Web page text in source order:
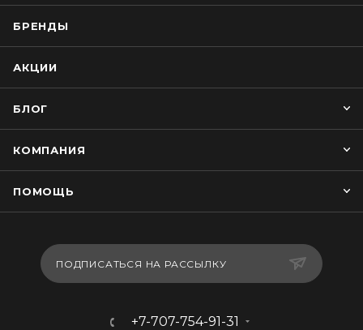
БРЕНДЫ
АКЦИИ
БЛОГ
КОМПАНИЯ
ПОМОЩЬ
ПОДПИСАТЬСЯ НА РАССЫЛКУ
+7-707-754-91-31